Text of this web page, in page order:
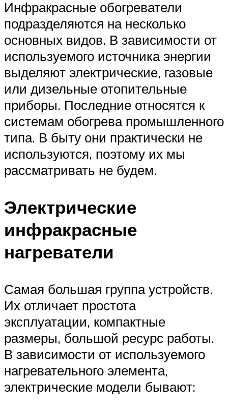
Инфракрасные обогреватели
подразделяются на несколько
основных видов. В зависимости от
используемого источника энергии
выделяют электрические, газовые
или дизельные отопительные
приборы. Последние относятся к
системам обогрева промышленного
типа. В быту они практически не
используются, поэтому их мы
рассматривать не будем.
Электрические
инфракрасные
нагреватели
Самая большая группа устройств.
Их отличает простота
эксплуатации, компактные
размеры, большой ресурс работы.
В зависимости от используемого
нагревательного элемента,
электрические модели бывают: